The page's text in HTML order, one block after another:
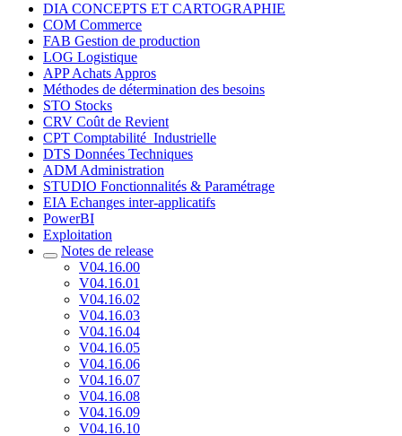
DIA CONCEPTS ET CARTOGRAPHIE
COM Commerce
FAB Gestion de production
LOG Logistique
APP Achats Appros
Méthodes de détermination des besoins
STO Stocks
CRV Coût de Revient
CPT Comptabilité_Industrielle
DTS Données Techniques
ADM Administration
STUDIO Fonctionnalités & Paramétrage
EIA Echanges inter-applicatifs
PowerBI
Exploitation
Notes de release
V04.16.00
V04.16.01
V04.16.02
V04.16.03
V04.16.04
V04.16.05
V04.16.06
V04.16.07
V04.16.08
V04.16.09
V04.16.10